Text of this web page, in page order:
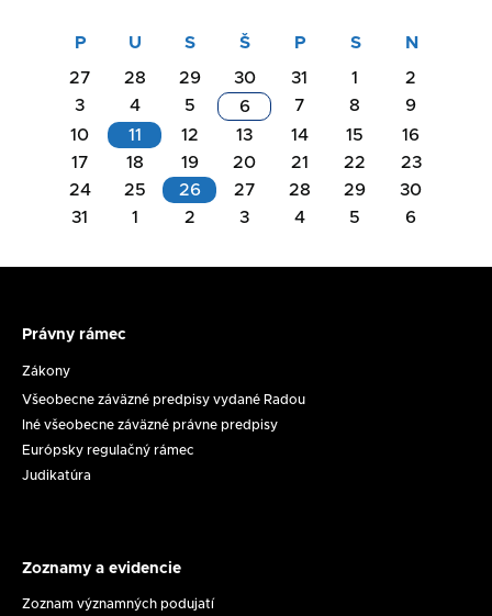
27 28 29 30 31 1
2
3
4 5 6 7 8
9
10
11 12 13 14 15
16
17
18 19 20 21 22
23
24
25 26 27 28 29
30
31
1 2 3 4 5 6
rámec
Právny rámec
Zákony
Všeobecne záväzné predpisy vydané Radou
Iné všeobecne záväzné právne predpisy
Európsky regulačný rámec
Judikatúra
a
Zoznamy a evidencie
Zoznam významných podujatí
Akcie
na
11.08.2026
na
ochranu
maloletých
2026
na
Zasadnutie
RpMS
č.